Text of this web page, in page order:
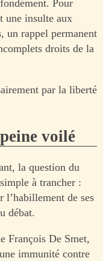
Pour
une insulte aux
un rappel permanent
droits de la
par la liberté
voilé
la question du
à trancher :
l’habillement de ses
débat.
François De Smet,
immunité contre